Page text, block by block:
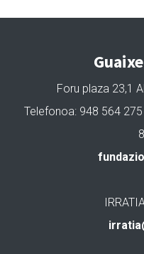
Foru plaza 23,1
Telefonoa: 948 564